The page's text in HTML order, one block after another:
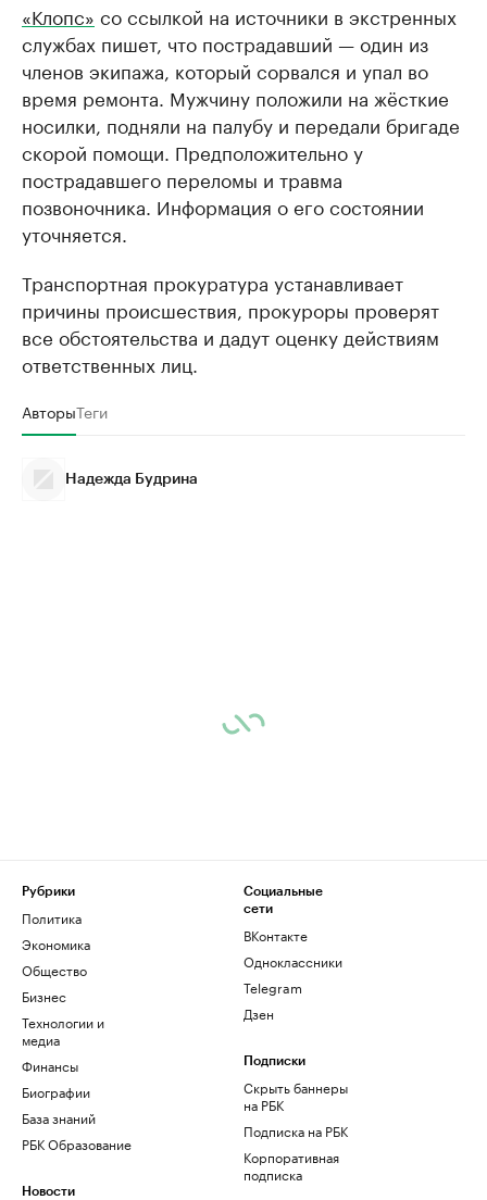
«Клопс» со ссылкой на источники в экстренных
службах пишет, что пострадавший — один из
членов экипажа, который сорвался и упал во
время ремонта. Мужчину положили на жёсткие
носилки, подняли на палубу и передали бригаде
скорой помощи. Предположительно у
пострадавшего переломы и травма
позвоночника. Информация о его состоянии
уточняется.
Транспортная прокуратура устанавливает
причины происшествия, прокуроры проверят
все обстоятельства и дадут оценку действиям
ответственных лиц.
АвторыТеги
Надежда Будрина
Рубрики
Политика
Экономика
Общество
Бизнес
Технологии и
медиа
Финансы
Биографии
База знаний
РБК Образование
Новости
Социальные
сети
ВКонтакте
Одноклассники
Telegram
Дзен
Подписки
Скрыть баннеры
на РБК
Подписка на РБК
Корпоративная
подписка